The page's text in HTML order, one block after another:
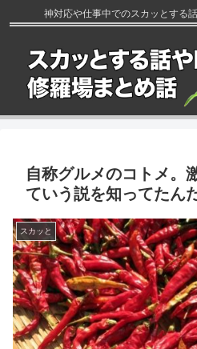
神対応や仕事中でのスカッとする
自称グルメのコトメ。
ていう説を知ってたん
スカッと